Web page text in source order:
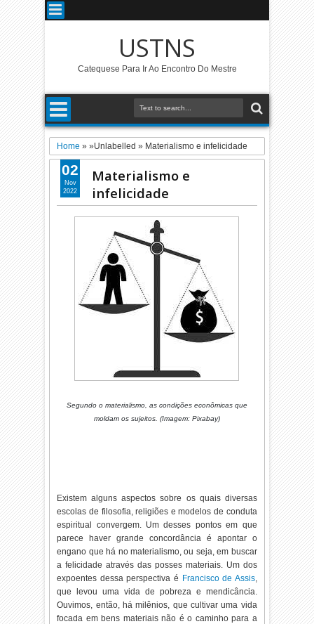
USTNS
Catequese Para Ir Ao Encontro Do Mestre
Home » »Unlabelled » Materialismo e infelicidade
Materialismo e
infelicidade
Segundo o materialismo, as condições econômicas que
moldam os sujeitos. (Imagem: Pixabay)
Existem alguns aspectos sobre os quais diversas
escolas de filosofia, religiões e modelos de conduta
espiritual convergem. Um desses pontos em que
parece haver grande concordância é apontar o
engano que há no materialismo, ou seja, em buscar
a felicidade através das posses materiais. Um dos
expoentes dessa perspectiva é Francisco de Assis,
que levou uma vida de pobreza e mendicância.
Ouvimos, então, há milênios, que cultivar uma vida
focada em bens materiais não é o caminho para a
02
Nov
2022